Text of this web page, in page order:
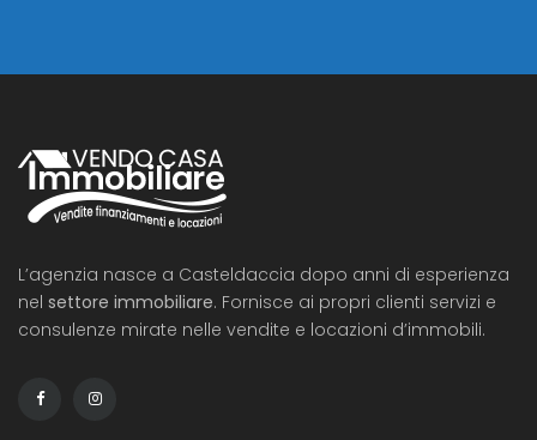
L’agenzia nasce a Casteldaccia dopo anni di esperienza
nel settore immobiliare. Fornisce ai propri clienti servizi e
consulenze mirate nelle vendite e locazioni d’immobili.